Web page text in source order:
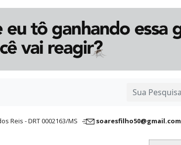
Reis - DRT 0002163/MS soaresfilho50@gmail.com